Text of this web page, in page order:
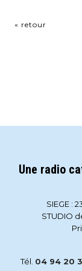
« retour
Une radio
SIEGE :
STUDIO
Tél. 04 94 20